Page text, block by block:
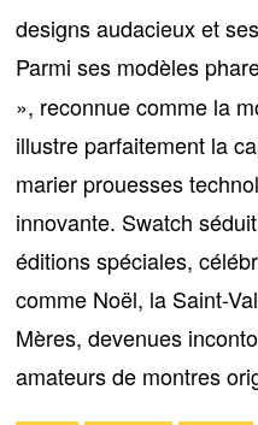
designs audacieux et
Parmi ses modèles
», reconnue comme la
illustre parfaitement la
marier prouesses
innovante. Swatch
éditions spéciales,
comme Noël, la Saint-
Mères, devenues
amateurs de montres